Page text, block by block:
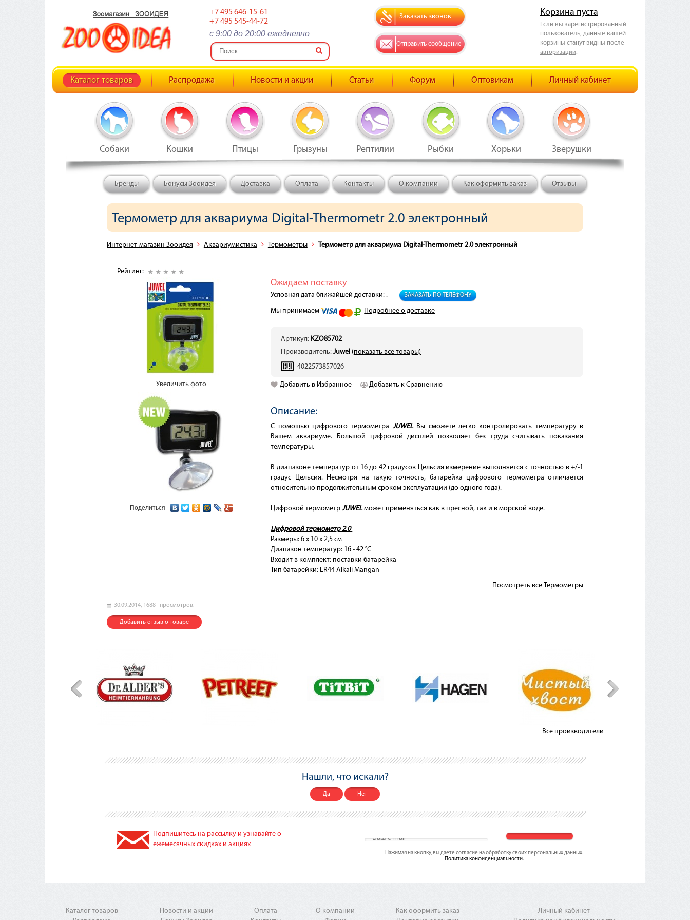
+7 495 646-15-61
+7 495 545-44-72
c 9:00 до 20:00 ежедневно
Заказать звонок
Отправить сообщение
Корзина пуста
Если вы зарегистрированный
пользователь, данные вашей
корзины станут видны после
авторизации.
Каталог товаров Распродажа Новости и акции Статьи Форум Оптовикам Личный кабинет
Собаки Кошки Птицы Грызуны Рептилии Рыбки Хорьки Зверушки
Бренды Бонусы Зооидея Доставка Оплата Контакты О компании Как оформить заказ Отзывы
Термометр для аквариума Digital-Thermometr 2.0 электронный
Интернет-магазин Зооидея Аквариумистика Термометры Термометр для аквариума Digital-Thermometr 2.0 электронный
Рейтинг:
Увеличить фото
Поделиться
Ожидаем поставку
Условная дата ближайшей доставки: . ЗАКАЗАТЬ ПО ТЕЛЕФОНУ
Мы принимаем Подробнее о доставке
Артикул: KZO85702
Производитель:Juwel (показать все товары)
4022573857026
Добавить в Избранное Добавить к Сравнению
Описание:
С помощью цифрового термометра JUWELВы сможете легко контролировать температуру в
Вашем аквариуме. Большой цифровой дисплей позволяет без труда считывать показания
температуры.
В диапазоне температур от 16 до 42 градусов Цельсия измерение выполняется с точностью в +/-1
градус Цельсия. Несмотря на такую точность, батарейка цифрового термометра отличается
относительно продолжительным сроком эксплуатации (до одного года).
Цифровой термометрJUWEL может применяться как в пресной, так и в морской воде.
Цифровой термометр 2.0
Размеры: 6 х 10 х 2,5 см
Диапазон температур: 16 - 42 °C
Входит в комплект: поставки батарейка
Тип батарейки: LR44 Alkali Mangan
Посмотреть все Термометры
30.09.2014, 1688 просмотров.
Добавить отзыв о товаре
Все производители
Нашли, что искали?
Да Нет
Подпишитесь на рассылку и узнавайте о
ежемесячных скидках и акциях
Нажимая на кнопку, вы даете согласие на обработку своих персональных данных.
Политика конфиденциальности.
Каталог товаров
Новости и акции
Оплата
О компании
Как оформить заказ
Личный кабинет